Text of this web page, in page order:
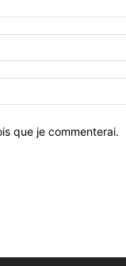
que je commenterai.